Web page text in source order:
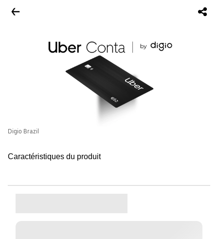
Digio Brazil
Caractéristiques du produit